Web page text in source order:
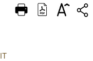
ITALIANO
IT